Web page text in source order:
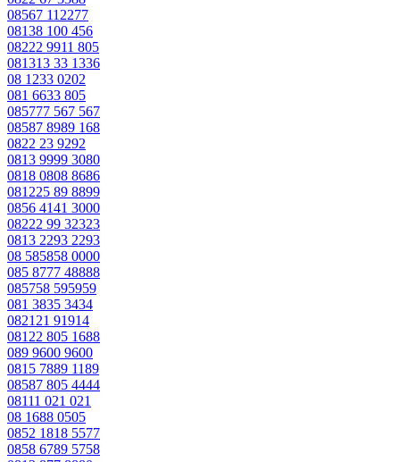
08567 112277
08138 100 456
08222 9911 805
081313 33 1336
08 1233 0202
081 6633 805
085777 567 567
08587 8989 168
0822 23 9292
0813 9999 3080
0818 0808 8686
081225 89 8899
0856 4141 3000
08222 99 32323
0813 2293 2293
08 585858 0000
085 8777 48888
085758 595959
081 3835 3434
082121 91914
08122 805 1688
089 9600 9600
0815 7889 1189
08587 805 4444
08111 021 021
08 1688 0505
0852 1818 5577
0858 6789 5758